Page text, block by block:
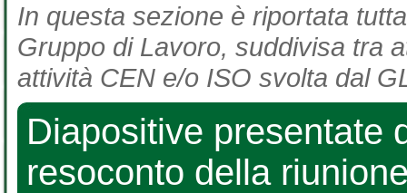
In questa sezione è riportata
Gruppo di Lavoro, suddivisa tra
attività CEN e/o ISO svolta dal
Diapositive presentate
resoconto della